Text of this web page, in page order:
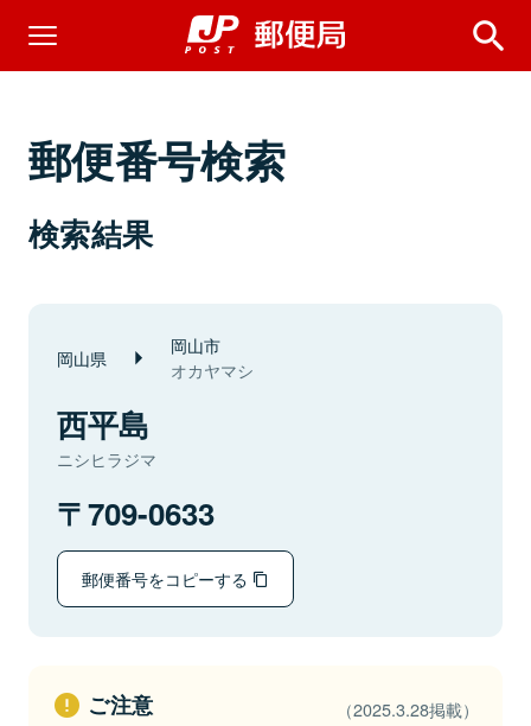
郵便番号検索
検索結果
岡山県 岡山市
オカヤマシ
西平島
ニシヒラジマ
709-0633
郵便番号をコピーする
ご注意 （2025.3.28掲載）